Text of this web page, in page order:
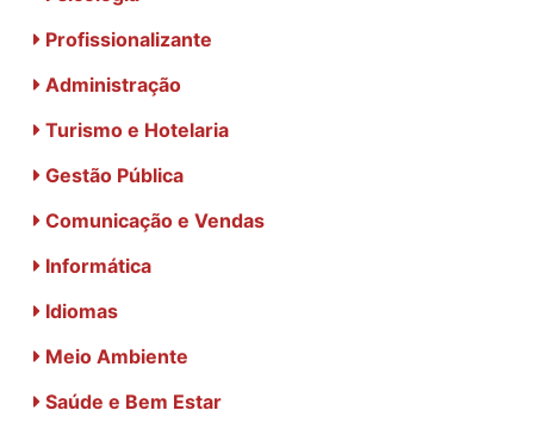
Profissionalizante
Administração
Turismo e Hotelaria
Gestão Pública
Comunicação e Vendas
Informática
Idiomas
Meio Ambiente
Saúde e Bem Estar